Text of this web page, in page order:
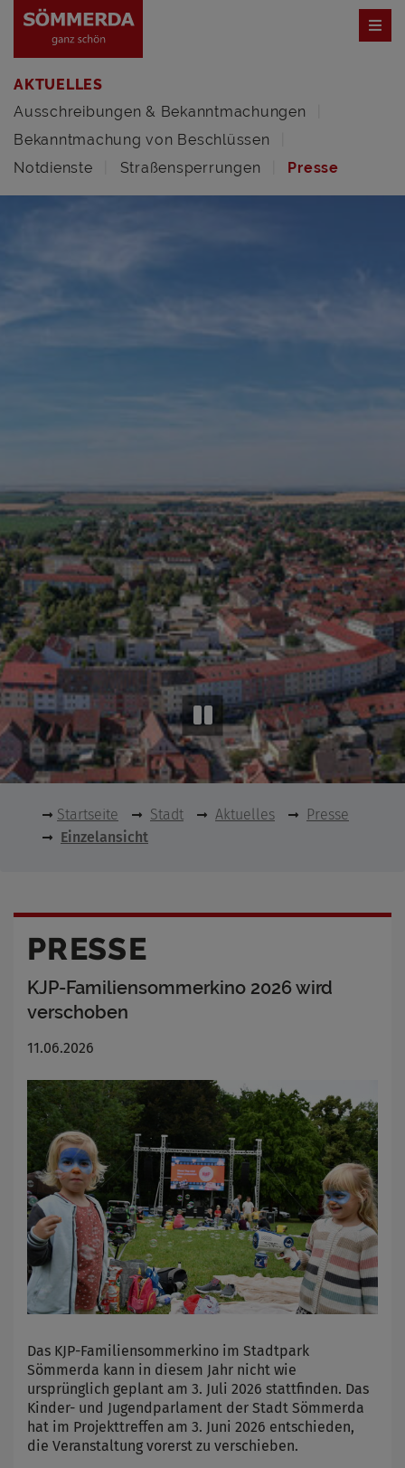
AKTUELLES
Ausschreibungen & Bekanntmachungen
Bekanntmachung von Beschlüssen
Notdienste
Straßensperrungen Presse
Startseite Stadt Aktuelles
Presse
Einzelansicht
PRESSE
KJP-Familiensommerkino 2026 wird
verschoben
11.06.2026
Das KJP-Familiensommerkino im Stadtpark
Sömmerda kann in diesem Jahr nicht wie
ursprünglich geplant am 3. Juli 2026 stattfinden. Das
Kinder- und Jugendparlament der Stadt Sömmerda
hat im Projekttreffen am 3. Juni 2026 entschieden,
die Veranstaltung vorerst zu verschieben.